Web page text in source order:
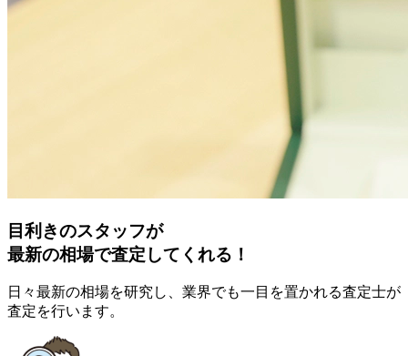
目利きのスタッフが
最新の相場で査定してくれる！
日々最新の相場を研究し、業界でも一目を置かれる査定士が
査定を行います。